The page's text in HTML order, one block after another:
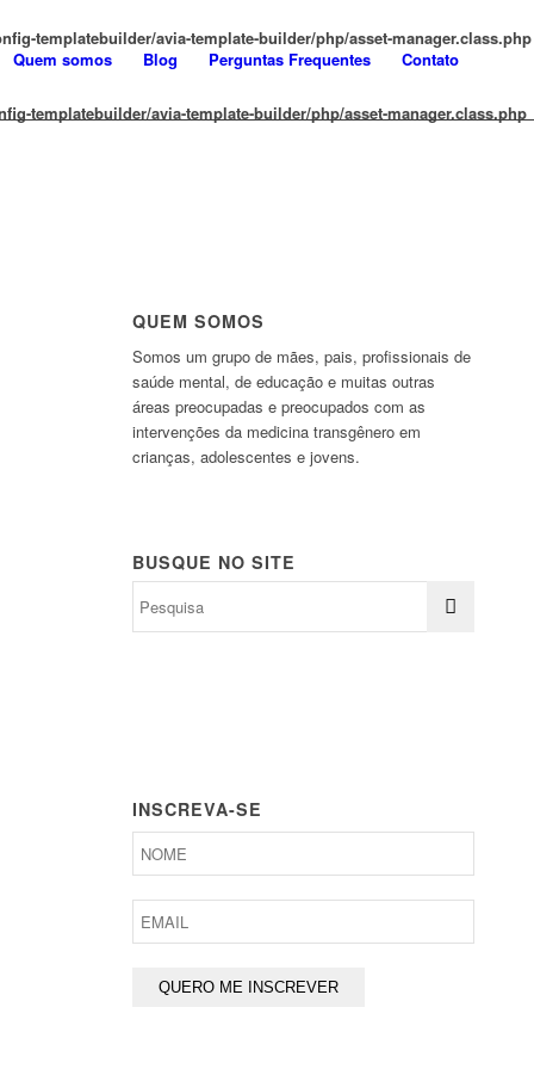
templatebuilder/avia-template-builder/php/asset-manager.class.php
templatebuilder/avia-template-builder/php/asset-manager.class.php
Quem somos Blog Perguntas Frequentes Contato
QUEM SOMOS
Somos um grupo de mães, pais, profissionais de
saúde mental, de educação e muitas outras
áreas preocupadas e preocupados com as
intervenções da medicina transgênero em
crianças, adolescentes e jovens.
BUSQUE NO SITE
INSCREVA-SE